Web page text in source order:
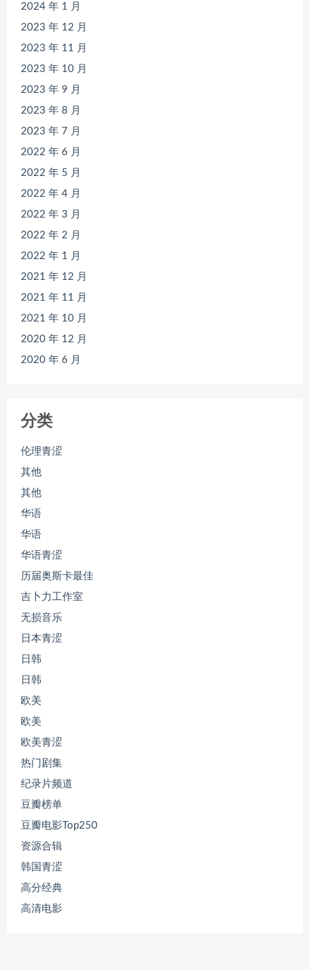
2024 年 1 月
2023 年 12 月
2023 年 11 月
2023 年 10 月
2023 年 9 月
2023 年 8 月
2023 年 7 月
2022 年 6 月
2022 年 5 月
2022 年 4 月
2022 年 3 月
2022 年 2 月
2022 年 1 月
2021 年 12 月
2021 年 11 月
2021 年 10 月
2020 年 12 月
2020 年 6 月
分类
伦理青涩
其他
其他
华语
华语
华语青涩
历届奥斯卡最佳
吉卜力工作室
无损音乐
日本青涩
日韩
日韩
欧美
欧美
欧美青涩
热门剧集
纪录片频道
豆瓣榜单
豆瓣电影Top250
资源合辑
韩国青涩
高分经典
高清电影